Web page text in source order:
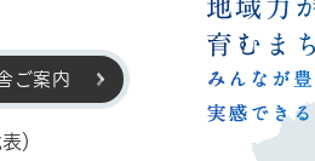
）
ご案内